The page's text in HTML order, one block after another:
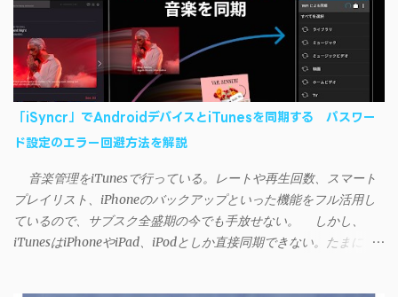
「iSyncr」でAndroidデバイスとiTunesを同期する パスワー
ド設定のエラー回避方法を解説
音楽管理をiTunesで行っている。レートや再生回数、スマート
プレイリスト、iPhoneのバックアップといった機能をフル活用し
ているので、サブスク全盛期の今でも手放せない。 しかし、
iTunesはiPhoneやiPad、iPodとしか直接同期できない。たまに